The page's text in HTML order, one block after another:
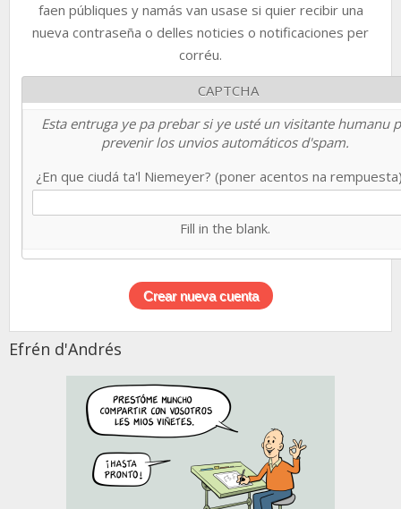
faen públiques y namás van usase si quier recibir una
nueva contraseña o delles noticies o notificaciones per
corréu.
CAPTCHA
Esta entruga ye pa prebar si ye usté un visitante humanu
prevenir los unvios automáticos d'spam.
¿En que ciudá ta'l Niemeyer? (poner acentos na
Fill in the blank.
Efrén d'Andrés